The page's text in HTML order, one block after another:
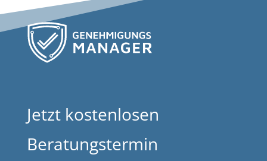
Jetzt kostenlosen
Beratungstermin